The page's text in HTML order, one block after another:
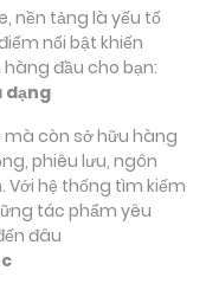
nền tảng là yếu tố
nổi bật khiến
đầu cho bạn:
dạng
mà còn sở hữu hàng
phiêu lưu, ngôn
Với hệ thống tìm kiếm
tác phẩm yêu
đâu